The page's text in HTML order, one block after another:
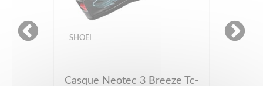
SHOEI
Casque Neotec 3 Breeze Tc-